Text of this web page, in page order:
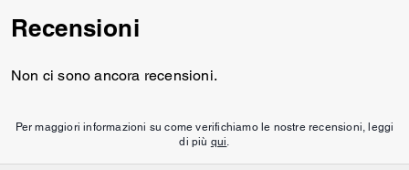
Recensioni
Non ci sono ancora recensioni.
Per maggiori informazioni su come verifichiamo le nostre recensioni, leggi
di più qui